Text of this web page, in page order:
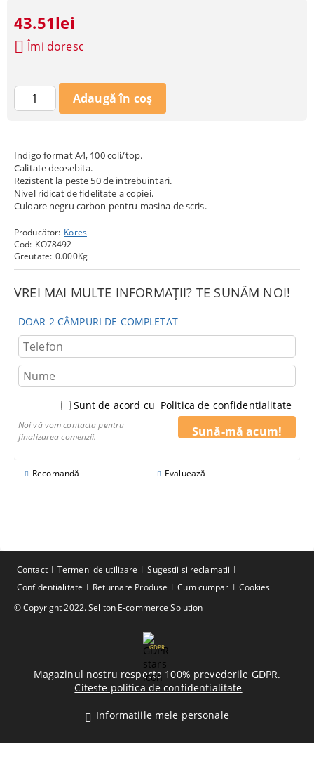
Indigo format A4, 100 coli/top.
Calitate deosebita.
Rezistent la peste 50 de intrebuintari.
Nivel ridicat de fidelitate a copiei.
Culoare negru carbon pentru masina de scris.
Producător: Kores
Cod: KO78492
Greutate: 0.000Kg
VREI MAI MULTE INFORMAȚII? TE SUNĂM NOI!
DOAR 2 CÂMPURI DE COMPLETAT
Sunt de acord cu Politica de confidentialitate
Noi vă vom contacta pentru
finalizarea comenzii.
Recomandă Evaluează
43.51lei
Îmi doresc
© Copyright 2022. Seliton E-commerce Solution
Contact Termeni de utilizare
Sugestii si reclamatii
Confidentialitate
Returnare Produse Cum cumpar Cookies
GDPR
Magazinul nostru respecta 100% prevederile GDPR.
Citeste politica de confidentialitate
Informatiile mele personale